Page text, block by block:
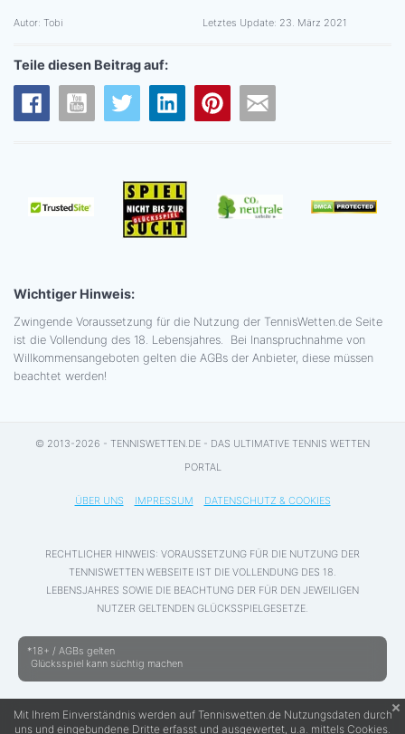
Autor: Tobi Letztes Update: 23. März 2021
Teile diesen Beitrag auf:
Wichtiger Hinweis:
Zwingende Voraussetzung für die Nutzung der TennisWetten.de Seite
ist die Vollendung des 18. Lebensjahres. Bei Inanspruchnahme von
Willkommensangeboten gelten die AGBs der Anbieter, diese müssen
beachtet werden!
*18+ / AGBs gelten
Glücksspiel kann süchtig machen
© 2013-2026 - TENNISWETTEN.DE - DAS ULTIMATIVE TENNIS WETTEN
PORTAL
ÜBER UNS IMPRESSUM DATENSCHUTZ & COOKIES
RECHTLICHER HINWEIS: VORAUSSETZUNG FÜR DIE NUTZUNG DER
TENNISWETTEN WEBSEITE IST DIE VOLLENDUNG DES 18.
LEBENSJAHRES SOWIE DIE BEACHTUNG DER FÜR DEN JEWEILIGEN
NUTZER GELTENDEN GLÜCKSSPIELGESETZE.
Mit Ihrem Einverständnis werden auf Tenniswetten.de Nutzungsdaten durch
uns und eingebundene Dritte erfasst und ausgewertet, u.a. mittels Cookies.